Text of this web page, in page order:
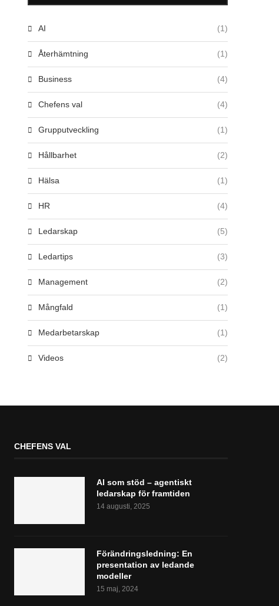
AI (1)
Återhämtning (1)
Business (4)
Chefens val (4)
Grupputveckling (1)
Hållbarhet (2)
Hälsa (1)
HR (4)
Ledarskap (5)
Ledartips (3)
Management (2)
Mångfald (1)
Medarbetarskap (1)
Videos (2)
CHEFENS VAL
AI som stöd – agentiskt
ledarskap för framtiden
14 augusti, 2025
Förändringsledning: En
presentation av ledande
modeller
15 maj, 2024